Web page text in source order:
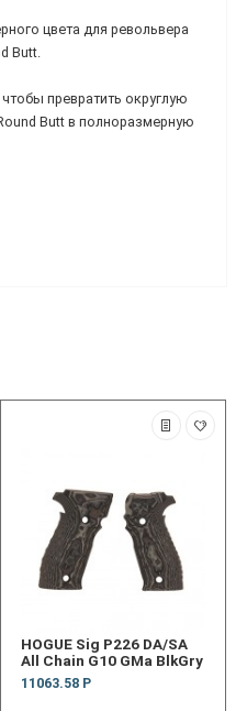
цвета для револьвера
Butt.
превратить округлую
Butt в полноразмерную
HOGUE Sig P226 DA/SA
All Chain G10 GMa BlkGry
11063.58 Р